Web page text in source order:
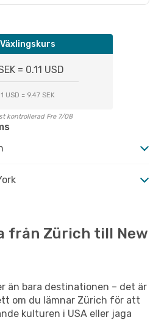
Växlingskurs
= 0.11 USD
1 USD = 9.47 SEK
kontrollerad Fre 7/08
från Zürich till New
än bara destinationen – det är
om du lämnar Zürich för att
kulturen i USA eller jaga